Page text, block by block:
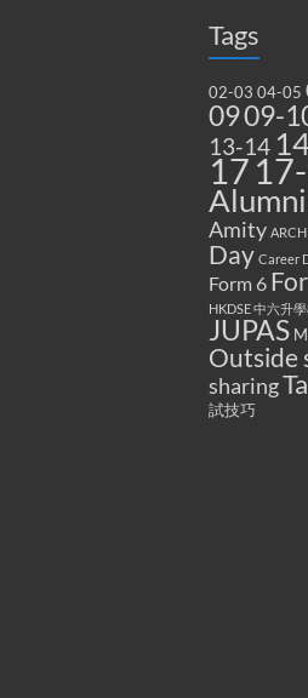
Tags
02-03 04-05
0909-
13-14
17
Alumni
Amity ARCH
Day Career
Form 6
HKDSE 中六升
JUPAS
Outside
sharing
試技巧